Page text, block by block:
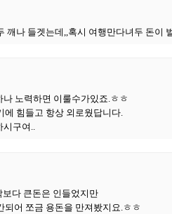
깨나 들겟는데,,혹시 여행만다녀두 돈이
노력하면 이룰수가있죠.ㅎㅎ
에 힘들고 항상 외로웠답니다.
시구여..
다 큰돈은 인들었지만
되어 쪼금 용돈을 만져봤지요.ㅎㅎ